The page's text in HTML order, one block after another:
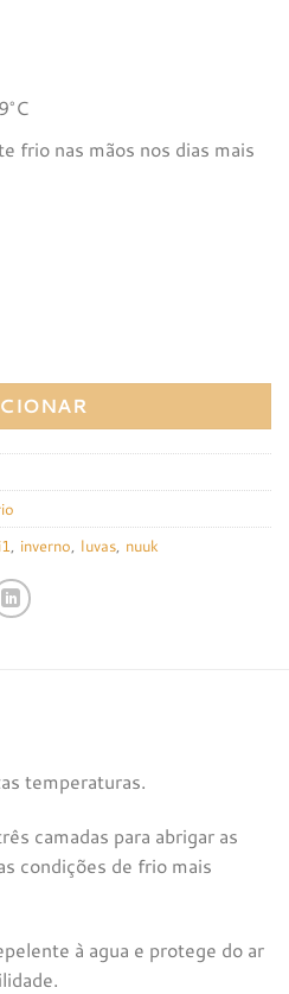
frio nas mãos nos dias mais
Gobik Nuuk 2.0 (nova
i1, inverno, luvas, nuuk
temperaturas.
camadas para abrigar as
condições de frio mais
à agua e protege do ar